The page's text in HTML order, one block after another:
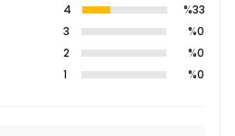
4
%33
3
%0
2
%0
1
%0